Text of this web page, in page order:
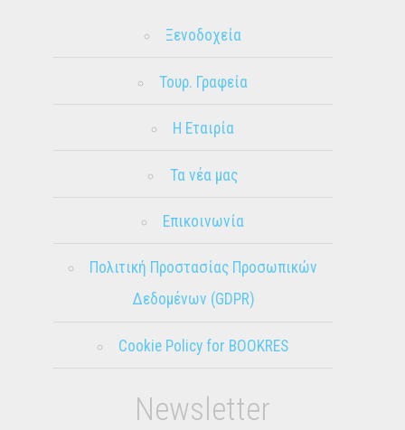
Ξενοδοχεία
Τουρ. Γραφεία
Η Εταιρία
Τα νέα μας
Επικοινωνία
Πολιτική Προστασίας Προσωπικών
Δεδομένων (GDPR)
Cookie Policy for BOOKRES
Newsletter